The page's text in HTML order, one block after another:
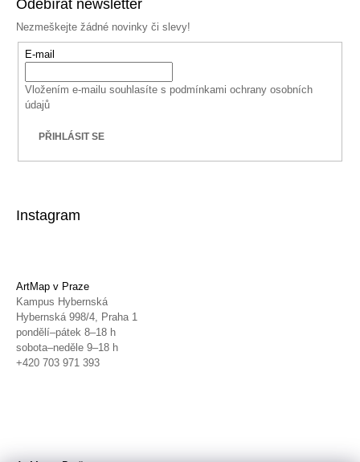
Odebírat newsletter
Nezmeškejte žádné novinky či slevy!
E-mail
Vložením e-mailu souhlasíte s podmínkami ochrany osobních
údajů
PŘIHLÁSIT SE
Instagram
ArtMap v Praze
Kampus Hybernská
Hybernská 998/4, Praha 1
pondělí–pátek 8–18 h
sobota–neděle 9–18 h
+420 703 971 393